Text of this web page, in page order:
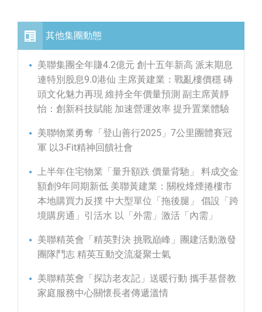
其他集團動態
美聯集團全年賺4.2億元 創十五年新高 派末期息
連特別股息9.0港仙 主席黃建業：戰亂樓價穩 磚
頭文化魅力再現 維持全年價量預測 副主席黃靜
怡：創新科技賦能 加速營運效率 提升置業體驗
美聯物業勇奪「登山善行2025」7公里團體賽冠
軍 以3-Fit精神回饋社會
上半年住宅物業「量升額跌 價量背馳」 料成交金
額創9年同期新低 美聯黃建業：關稅烽煙捲樓市
本地購買力反撲 中大型單位「拖後腿」 倡設「跨
境購房通」引活水 以「外需」激活「內需」
美聯精英會「精英對決 挑戰巔峰」團建活動激發
團隊鬥志 精英互動交流凝聚士氣
美聯精英會「探訪老友記」送暖行動 攜手基督教
家庭服務中心關懷長者傳遞溫情